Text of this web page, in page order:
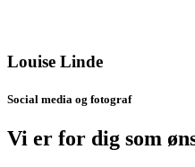
Louise Linde
Social media og fotograf
Vi er for dig som